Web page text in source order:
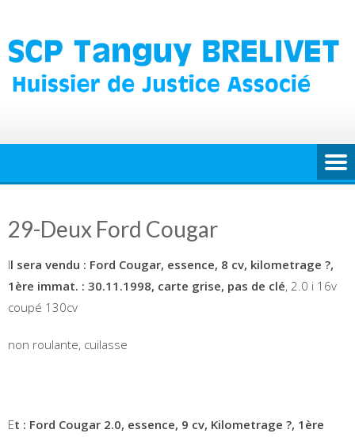
content
29-Deux Ford Cougar
Il sera vendu : Ford Cougar, essence, 8 cv, kilometrage ?,
1ère immat. : 30.11.1998, carte grise, pas de clé, 2.0 i 16v
coupé 130cv
non roulante, cuilasse
Et : Ford Cougar 2.0, essence, 9 cv, Kilometrage ?, 1ère